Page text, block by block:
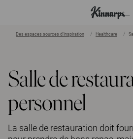
Des espaces sources d’inspiration Healthcare
Salle de
personnel
La salle de restauration doit